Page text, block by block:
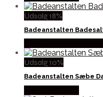
Udsalg 18%
Badeanstalten
Udsalg 10%
Badeanstalten Sæbe